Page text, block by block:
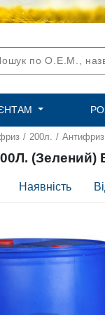
/ 200л. /
(Зелений)
Наявність